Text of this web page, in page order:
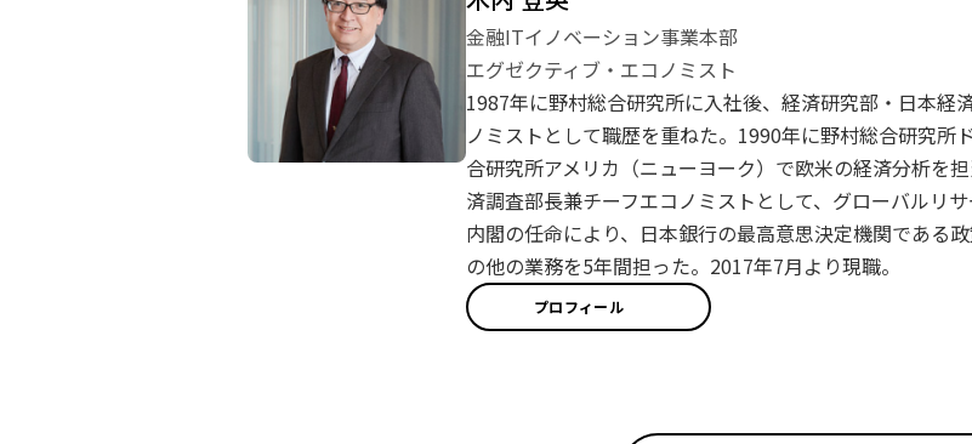
金融ITイノベーション事業本部
エグゼクティブ・エコノミスト
1987年に野村総合研究所に入社後、経済研究部・日本経
ノミストとして職歴を重ねた。1990年に野村総合研究所
合研究所アメリカ（ニューヨーク）で欧米の経済分析を
済調査部長兼チーフエコノミストとして、グローバルリ
内閣の任命により、日本銀行の最高意思決定機関である
の他の業務を5年間担った。2017年7月より現職。
プロフィール